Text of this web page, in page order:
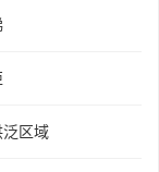
泛区域